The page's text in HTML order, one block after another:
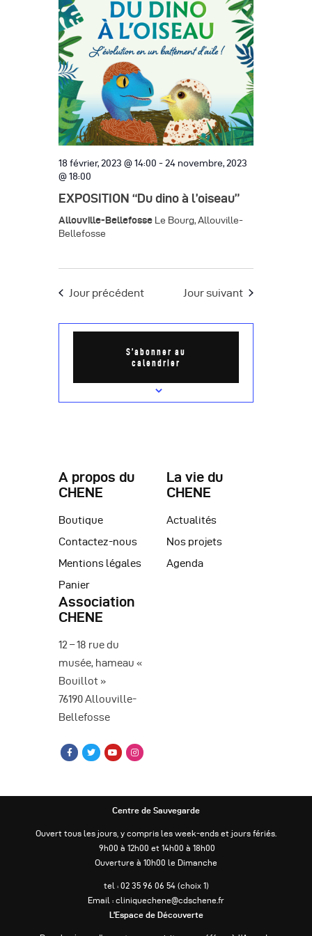
e
r
h
e
e
n
a
i
g
a
e
v
u
e
g
a
t
i
o
n
d
e
v
s
n
e
t
c
t
i
o
n
n
e
z
u
n
e
d
a
e
.
18 février, 2023 @ 14:00 - 24 novembre, 2023
@ 18:00
EXPOSITION “Du dino à l’oiseau”
Allouville-Bellefosse Le Bourg, Allouville-
Bellefosse
Jour précédent Jour suivant
S’abonner au
calendrier
A propos du
CHENE
Boutique
Contactez-nous
Mentions légales
Panier
La vie du
CHENE
Actualités
Nos projets
Agenda
Association
CHENE
12 – 18 rue du
musée, hameau «
Bouillot »
76190 Allouville-
Bellefosse
Centre de Sauvegarde
Ouvert tous les jours, y compris les week-ends et jours fériés.
9h00 à 12h00 et 14h00 à 18h00
Ouverture à 10h00 le Dimanche
tel : 02 35 96 06 54 (choix 1)
Email : cliniquechene@cdschene.fr
L’Espace de Découverte